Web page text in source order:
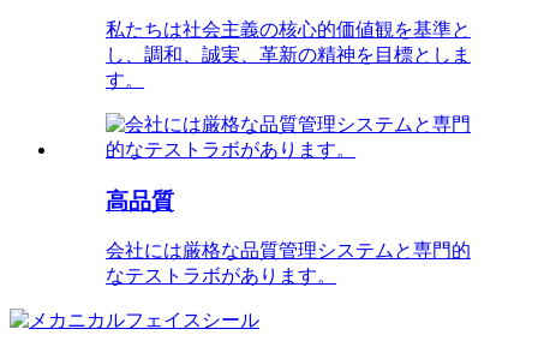
私たちは社会主義の核心的価値観を基準と
し、調和、誠実、革新の精神を目標としま
す。
高品質
会社には厳格な品質管理システムと専門的
なテストラボがあります。